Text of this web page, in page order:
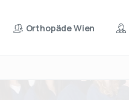
Orthopäde Wien